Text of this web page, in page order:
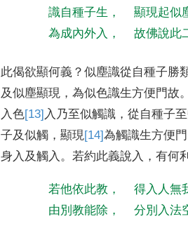
識自種子生 ，
顯現起似
為成內外入 ， 故佛說此
此偈欲顯何義 ？似塵識從自種子勝
及似塵顯現 ，為似色識生方便門故
入色[13] 入 乃至似觸識 ，從自種子
子及似觸 ，顯現[14]為觸識生方便門
身入及觸入 。若約此義說入 ，有何
若他依此教 ，
得入人無
由別教能除 ， 分別入法